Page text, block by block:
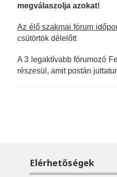
megválaszolja azokat!
Az élő szakmai fórum
csütörtök délelőtt
A 3 legaktívabb fórumozó
részesül, amit postán
Elérhetőségek